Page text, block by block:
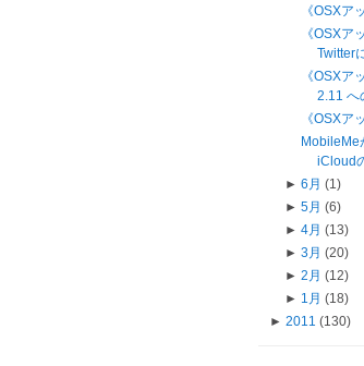
《OSXア
《OSXア
Twitter
《OSXア
2.11 へ
《OSXア
MobileMe
iCloud
► 6月 (1)
► 5月 (6)
► 4月 (13)
► 3月 (20)
► 2月 (12)
► 1月 (18)
► 2011 (130)